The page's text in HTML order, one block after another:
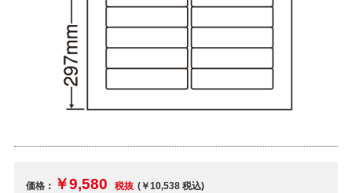
価格： ￥9,580 税抜 (￥10,538税込)